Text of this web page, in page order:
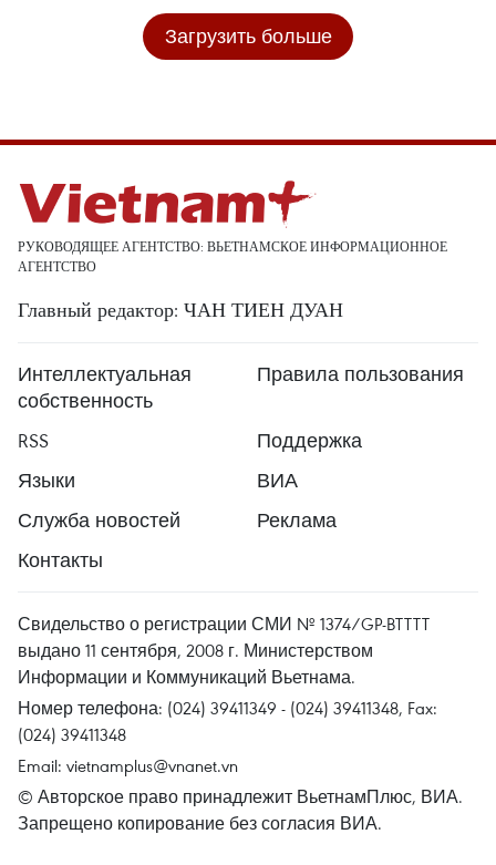
Загрузить больше
РУКОВОДЯЩЕЕ АГЕНТСТВО: ВЬЕТНАМСКОЕ ИНФОРМАЦИОННОЕ
АГЕНТСТВО
Главный редактор: ЧАН ТИЕН ДУАН
Интеллектуальная
собственность
Правила пользования
RSS
Поддержка
Языки
ВИА
Служба новостей
Реклама
Контакты
Свидельство о регистрации СМИ № 1374/GP-BTTTT
выдано 11 сентября, 2008 г. Министерством
Информации и Коммуникаций Вьетнама.
Номер телефона: (024) 39411349 - (024) 39411348, Fax:
(024) 39411348
Email: vietnamplus@vnanet.vn
© Авторское право принадлежит ВьетнамПлюс, ВИА.
Запрещено копирование без согласия ВИА.